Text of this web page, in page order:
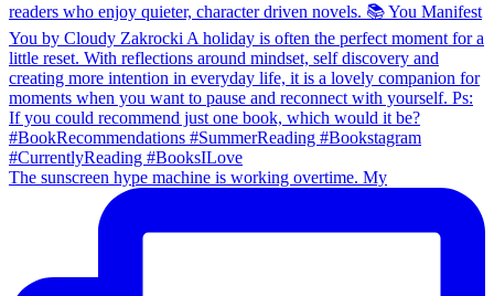
The sunscreen hype machine is working overtime. My